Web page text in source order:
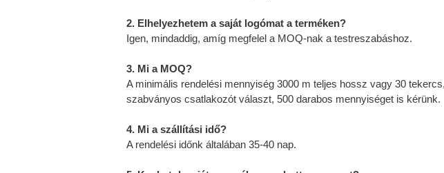
2. Elhelyezhetem a saját logómat a terméken?
Igen, mindaddig, amíg megfelel a MOQ-nak a testreszabáshoz.
3. Mi a MOQ?
A minimális rendelési mennyiség 3000 m teljes hossz vagy 30
szabványos csatlakozót választ, 500 darabos mennyiséget is kérünk.
4. Mi a szállítási idő?
A rendelési időnk általában 35-40 nap.